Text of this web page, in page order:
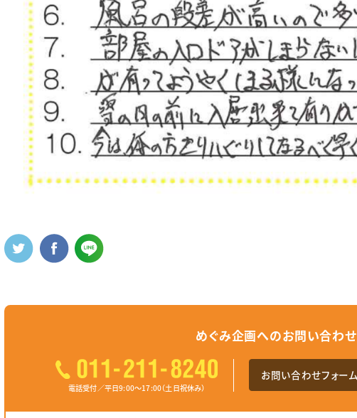
めぐみ企画へのお問い合わせ
電話受付／平日9:00～17:00（土日祝休み）
お問い合わせフォー